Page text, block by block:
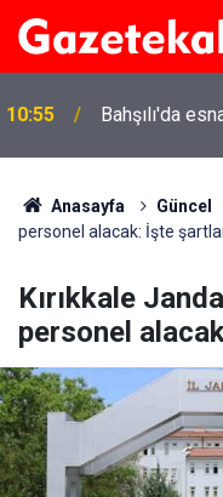
10:55 Bahşılı'da
Anasayfa Güncel
personel alacak: İşte
Kırıkkale
personel